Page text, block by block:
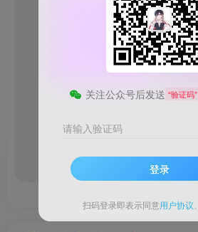
请
关注公众号后发送 “验证码”
请输入验证码
登录
扫码登录即表示同意用户协议